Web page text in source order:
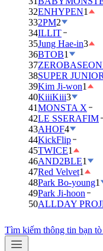
32ENHYPEN1
332PM2
34ILLIT
35Jung Hae-in3
36BTOB1
37
38SUPER JUNIOR
39Kim Ji-won1
40KiiiKiii3
41MONSTA X
42LE SSERAFIM
43AHOF4
44KickFlip
45TWICE1
46AND2BLE1
47Red Velvet1
48Park Bo-young1
49Park Ji-hoon
50ALLDAY
Tìm kiếm thông tin bạn